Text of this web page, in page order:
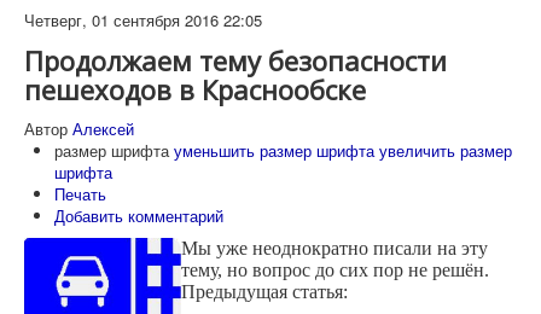
Четверг, 01 сентября 2016 22:05
Продолжаем тему безопасности
пешеходов в Краснообске
Автор Алексей
размер шрифта уменьшить размер шрифта увеличить размер
шрифта
Печать
Добавить комментарий
Мы уже неоднократно писали на эту
тему, но вопрос до сих пор не решён.
Предыдущая статья: